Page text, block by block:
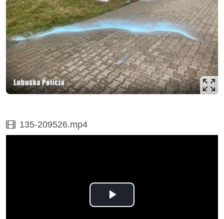
Film
135-209526.mp4
Odtwórz